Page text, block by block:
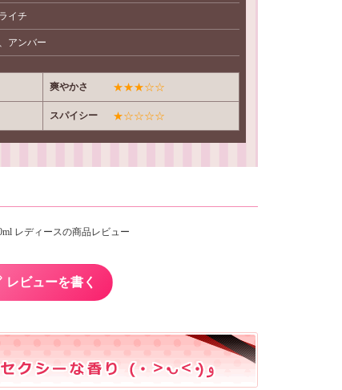
イチ
アンバー
爽やかさ ★★★☆☆
スパイシー ★☆☆☆☆
レディースの商品レビュー
レビューを書く